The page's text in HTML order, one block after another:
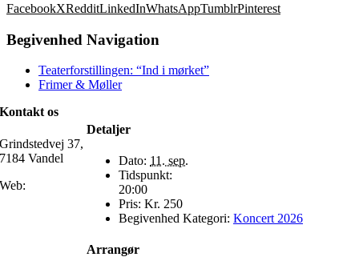
FacebookXRedditLinkedInWhatsAppTumblrPinterest
Begivenhed Navigation
Teaterforstillingen: “Ind i mørket”
Frimer & Møller
Detaljer
Dato: 11. sep.
Tidspunkt:
20:00
Pris: Kr. 250
Begivenhed Kategori: Koncert 2026
Arrangør
Kontakt os
Grindstedvej 37,
7184 Vandel
Web: